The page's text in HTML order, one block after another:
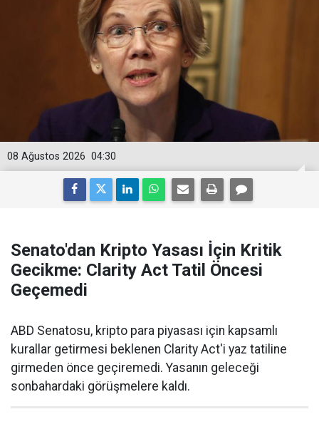
04:30
08 Ağustos 2026
Senato'dan Kripto Yasası İçin Kritik
Gecikme: Clarity Act Tatil Öncesi
Geçemedi
ABD Senatosu, kripto para piyasası için kapsamlı
kurallar getirmesi beklenen Clarity Act'i yaz tatiline
girmeden önce geçiremedi. Yasanın geleceği
sonbahardaki görüşmelere kaldı.